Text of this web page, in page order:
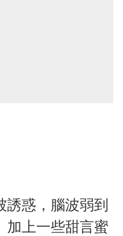
誘惑，腦波弱到
加上一些甜言蜜